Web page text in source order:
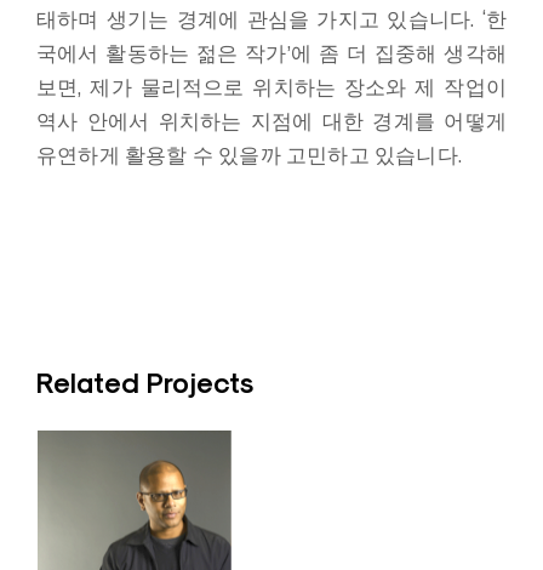
태하며 생기는 경계에 관심을 가지고 있습니다. ‘한
국에서 활동하는 젊은 작가’에 좀 더 집중해 생각해
보면,제가 물리적으로 위치하는 장소와 제 작업이
역사 안에서 위치하는 지점에 대한 경계를 어떻게
유연하게 활용할 수 있을까 고민하고 있습니다.
Related Projects